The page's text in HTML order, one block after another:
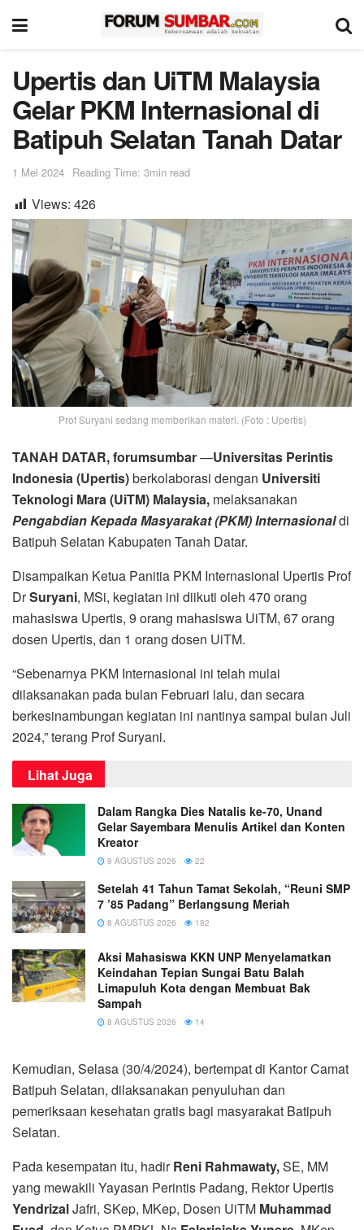
Upertis dan UiTM Malaysia
Gelar PKM Internasional di
Batipuh Selatan Tanah Datar
1 Mei 2024 Reading Time: 3min read
Views: 426
Prof Suryani sedang memberikan materi. (Foto : Upertis)
TANAH DATAR, forumsumbar—Universitas Perintis
Indonesia (Upertis)berkolaborasi dengan Universiti
Teknologi Mara (UiTM) Malaysia, melaksanakan
Pengabdian Kepada Masyarakat (PKM) Internasionaldi
Batipuh Selatan Kabupaten Tanah Datar.
Disampaikan Ketua Panitia PKM Internasional Upertis Prof
DrSuryani, MSi, kegiatan ini diikuti oleh 470 orang
mahasiswa Upertis, 9 orang mahasiswa UiTM, 67 orang
dosen Upertis, dan 1 orang dosen UiTM.
“Sebenarnya PKM Internasional ini telah mulai
dilaksanakan pada bulan Februari lalu, dan secara
berkesinambungan kegiatan ini nantinya sampai bulan Juli
2024,” terang Prof Suryani.
Lihat Juga
Dalam Rangka Dies Natalis ke-70, Unand
Gelar Sayembara Menulis Artikel dan Konten
Kreator
9 AGUSTUS 2026 22
Setelah 41 Tahun Tamat Sekolah, “Reuni SMP
7 ’85 Padang” Berlangsung Meriah
8 AGUSTUS 2026 182
Aksi Mahasiswa KKN UNP Menyelamatkan
Keindahan Tepian Sungai Batu Balah
Limapuluh Kota dengan Membuat Bak
Sampah
8 AGUSTUS 2026 14
Kemudian, Selasa (30/4/2024), bertempat di Kantor Camat
Batipuh Selatan, dilaksanakan penyuluhan dan
pemeriksaan kesehatan gratis bagi masyarakat Batipuh
Selatan.
Pada kesempatan itu, hadirReni Rahmawaty,SE, MM
yang mewakili Yayasan Perintis Padang, Rektor Upertis
YendrizalJafri, SKep, MKep, Dosen UiTM Muhammad